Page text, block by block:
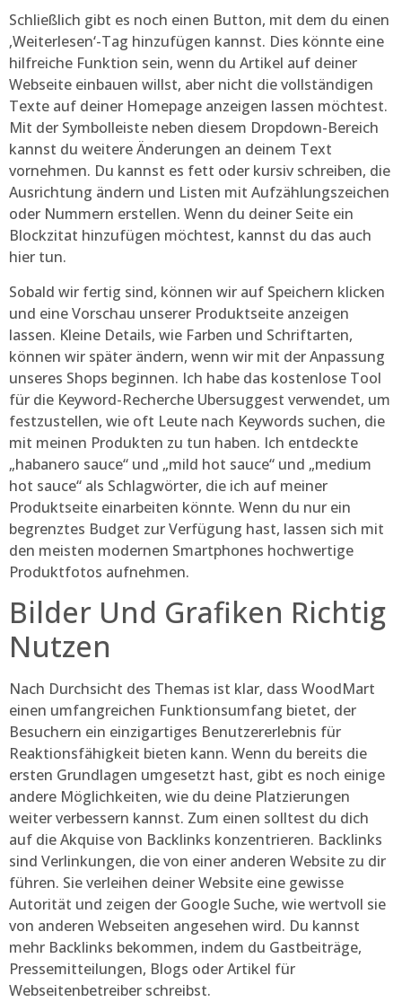
Schließlich gibt es noch einen Button, mit dem du einen
‚Weiterlesen‘-Tag hinzufügen kannst. Dies könnte eine
hilfreiche Funktion sein, wenn du Artikel auf deiner
Webseite einbauen willst, aber nicht die vollständigen
Texte auf deiner Homepage anzeigen lassen möchtest.
Mit der Symbolleiste neben diesem Dropdown-Bereich
kannst du weitere Änderungen an deinem Text
vornehmen. Du kannst es fett oder kursiv schreiben, die
Ausrichtung ändern und Listen mit Aufzählungszeichen
oder Nummern erstellen. Wenn du deiner Seite ein
Blockzitat hinzufügen möchtest, kannst du das auch
hier tun.
Sobald wir fertig sind, können wir auf Speichern klicken
und eine Vorschau unserer Produktseite anzeigen
lassen. Kleine Details, wie Farben und Schriftarten,
können wir später ändern, wenn wir mit der Anpassung
unseres Shops beginnen. Ich habe das kostenlose Tool
für die Keyword-Recherche Ubersuggest verwendet, um
festzustellen, wie oft Leute nach Keywords suchen, die
mit meinen Produkten zu tun haben. Ich entdeckte
„habanero sauce“ und „mild hot sauce“ und „medium
hot sauce“ als Schlagwörter, die ich auf meiner
Produktseite einarbeiten könnte. Wenn du nur ein
begrenztes Budget zur Verfügung hast, lassen sich mit
den meisten modernen Smartphones hochwertige
Produktfotos aufnehmen.
Bilder Und Grafiken Richtig
Nutzen
Nach Durchsicht des Themas ist klar, dass WoodMart
einen umfangreichen Funktionsumfang bietet, der
Besuchern ein einzigartiges Benutzererlebnis für
Reaktionsfähigkeit bieten kann. Wenn du bereits die
ersten Grundlagen umgesetzt hast, gibt es noch einige
andere Möglichkeiten, wie du deine Platzierungen
weiter verbessern kannst. Zum einen solltest du dich
auf die Akquise von Backlinks konzentrieren. Backlinks
sind Verlinkungen, die von einer anderen Website zu dir
führen. Sie verleihen deiner Website eine gewisse
Autorität und zeigen der Google Suche, wie wertvoll sie
von anderen Webseiten angesehen wird. Du kannst
mehr Backlinks bekommen, indem du Gastbeiträge,
Pressemitteilungen, Blogs oder Artikel für
Webseitenbetreiber schreibst.